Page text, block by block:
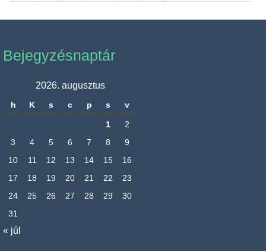
Bejegyzésnaptár
2026. augusztus
h K s c p s v
1
2
3
4 5 6 7 8
9
10
11 12 13 14 15
16
17
18 19 20 21 22
23
24
25 26 27 28 29
30
31
« júl